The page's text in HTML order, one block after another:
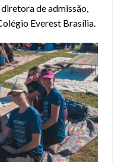
diretora de admissão,
Everest Brasília.